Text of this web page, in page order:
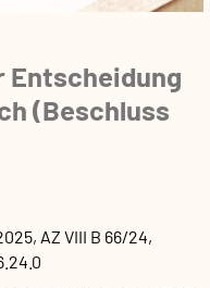
Entscheidung
(Beschluss
, AZ VIII B 66/24,